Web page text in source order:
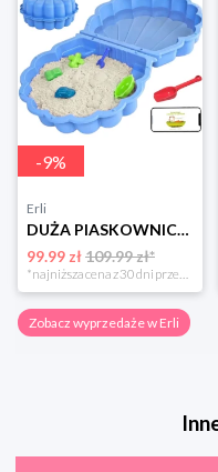
-9%
Erli
DUŻA PIASKOWNICA BASEN 2w1 MUSZELKA Z POKRYWĄ + ZABAWKA ŁOPATKA 2-częściowa
99.99 zł109.99 zł*
*najniższa cena z 30 dni przed obniżką
Zobacz wyprzedaże w Erli